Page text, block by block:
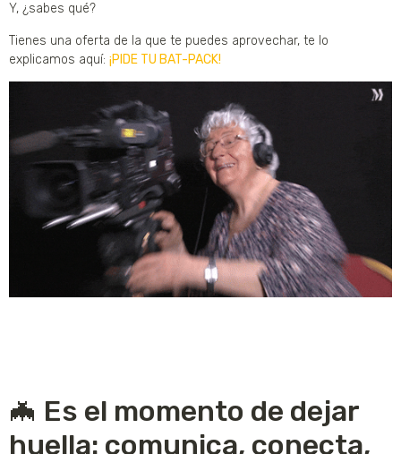
Y, ¿sabes qué?
Tienes una oferta de la que te puedes aprovechar, te lo
explicamos aquí: ¡PIDE TU BAT-PACK!
🦇 Es el momento de dejar
huella: comunica, conecta,